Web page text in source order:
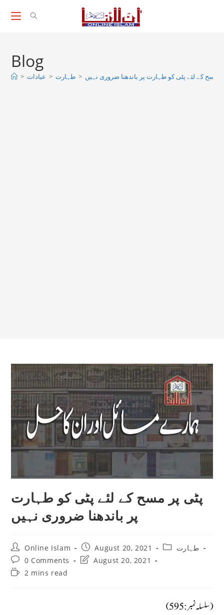
Blog
> عبادات > طہارت > مسح کے لئے پٹی کو طہارت پر باندھنا ضروری نہیں
پٹی پر مسح کے لئے پٹی کو طہارت
پر باندھنا ضروری نہیں
Post
author:
Online Islam
Post
published:
August 20, 2021
Postطہارت
Post
comments:
0 Comments
PostAugust 20, 2021
Reading2 mins read
(سلسلہ نمبر: 595)